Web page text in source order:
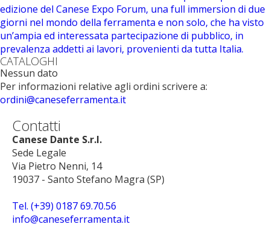
edizione del Canese Expo Forum, una full immersion di due
giorni nel mondo della ferramenta e non solo, che ha visto
un’ampia ed interessata partecipazione di pubblico, in
prevalenza addetti ai lavori, provenienti da tutta Italia.
CATALOGHI
Nessun dato
Per informazioni relative agli ordini scrivere a:
ordini@caneseferramenta.it
Contatti
Canese Dante S.r.l.
Sede Legale
Via Pietro Nenni, 14
19037 - Santo Stefano Magra (SP)
Tel. (+39) 0187 69.70.56
info@caneseferramenta.it